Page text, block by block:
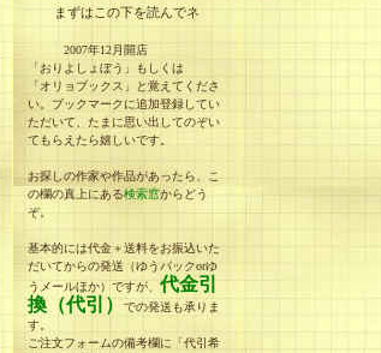
まずはこの下を読んでネ
2007年12月開店
「おりよしょぼう」もしくは
「オリョブックス」と覚えてくださ
い。ブックマークに追加登録してい
ただいて、たまに思い出してのぞい
てもらえたら嬉しいです。
お探しの作家や作品があったら、こ
の欄の真上にある検索窓からどう
ぞ。
基本的には代金＋送料をお振込いた
だいてからの発送（ゆうパックorゆ
うメールほか）ですが、代金引
換（代引）
での発送も承りま
す。
ご注文フォームの備考欄に「代引希